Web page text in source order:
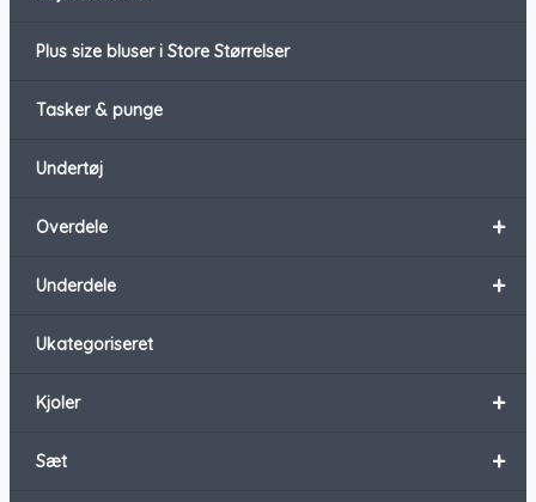
Plus size bluser i Store Størrelser
Tasker & punge
Undertøj
+
Overdele
+
Underdele
Ukategoriseret
+
Kjoler
+
Sæt